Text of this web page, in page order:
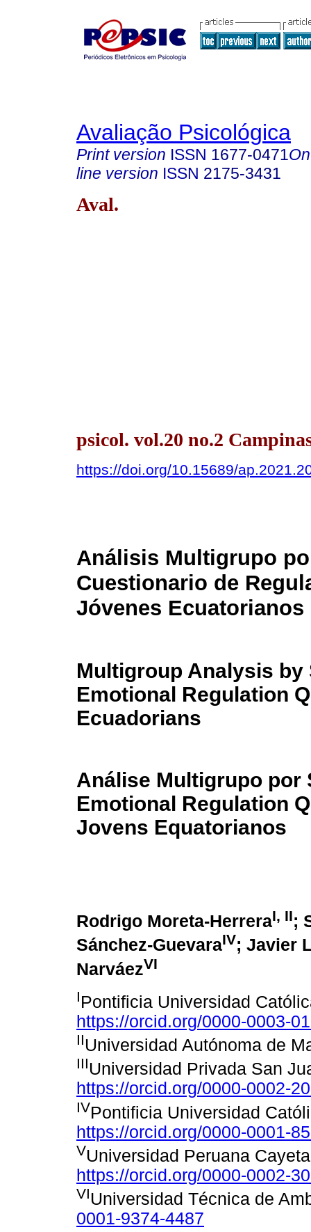
Avaliação Psicológica
Print version ISSN 1677-0471
line version ISSN 2175-3431
Aval.
psicol. vol.20 no.2
https://doi.org/10.15689/
Análisis Multigrupo
Cuestionario de
Jóvenes Ecuatorianos
Multigroup Analysis
Emotional Regulation
Ecuadorians
Análise Multigrupo por
Emotional Regulation
Jovens Equatorianos
Rodrigo Moreta-HerreraI, II;
Sánchez-GuevaraIV; Javier
NarváezVI
IPontificia Universidad
https://orcid.org/0000-0003-
IIUniversidad Autónoma de
IIIUniversidad Privada San
https://orcid.org/0000-0002-
IVPontificia Universidad
https://orcid.org/0000-0001-
VUniversidad Peruana
https://orcid.org/0000-0002-
VIUniversidad Técnica de
0001-9374-4487